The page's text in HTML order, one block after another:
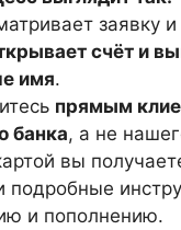
заявку и
счёт и
имя.
прямым
банка, а не
вы
подробные
и пополнению.